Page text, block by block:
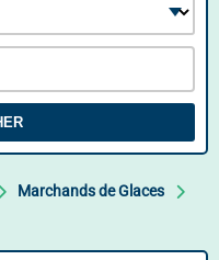
Marchands de Glaces